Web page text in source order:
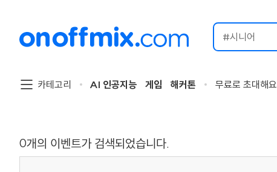
검
할
트
를
요.
카테고리 AI 인공지능 게임 해커톤 무료로 초대해요
0개의 이벤트가 검색되었습니다.